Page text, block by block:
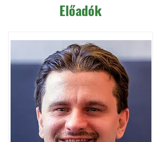
Előadók